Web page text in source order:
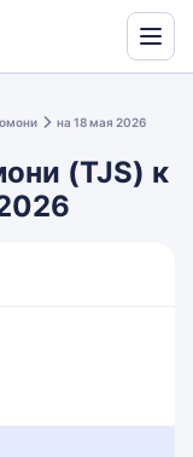
Translate
на 18 мая 2026
(TJS) к